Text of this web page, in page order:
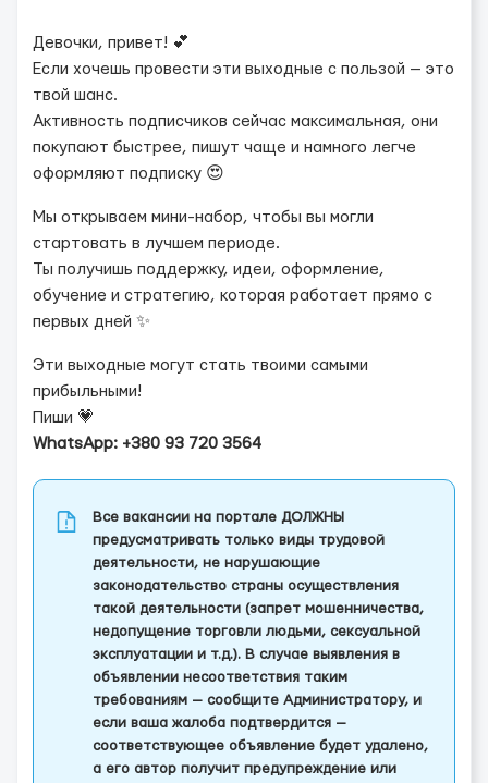
Девочки, привет! 💕
Если хочешь провести эти выходные с пользой — это
твой шанс.
Активность подписчиков сейчас максимальная, они
покупают быстрее, пишут чаще и намного легче
оформляют подписку 😍
Мы открываем мини-набор, чтобы вы могли
стартовать в лучшем периоде.
Ты получишь поддержку, идеи, оформление,
обучение и стратегию, которая работает прямо с
первых дней ✨
Эти выходные могут стать твоими самыми
прибыльными!
Пиши 💗
WhatsApp: +380 93 720 3564
Все вакансии на портале ДОЛЖНЫ
предусматривать только виды трудовой
деятельности, не нарушающие
законодательство страны осуществления
такой деятельности (запрет мошенничества,
недопущение торговли людьми, сексуальной
эксплуатации и т.д.). В случае выявления в
объявлении несоответствия таким
требованиям — сообщите Администратору, и
если ваша жалоба подтвердится —
соответствующее объявление будет удалено,
а его автор получит предупреждение или